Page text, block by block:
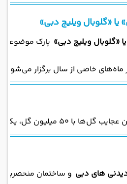
«گلوبال ویلیج دبی»
«گلوبال ویلیج دبی» پارک موضوعی بزرگ و چندفرهنگی است که ۲۶ غرفه از ۸۰ فرهنگ مختلف دارد و شامل تعداد زیادی نمایش‌ و کنسرت‌، مراکز خرید،
خاصی از سال برگزار می‌شود
بزرگ‌ترین باغ گل طبیعی جهان شناخته می‌شود، دارای صدها نمایشگر شکل گل است که در ۱۸ هکتار (۷.۳ هکتار) گسترده شده‌اند که همگی رنگ و بویی عجیب در حومه دبی ایجاد می‌کنند.
دیدنی های دبی و ساختمان